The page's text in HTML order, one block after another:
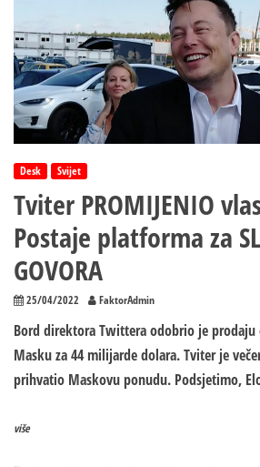
Desk Svijet
Tviter PROMIJENIO
Postaje platforma za
GOVORA
25/04/2022 FaktorAdmin
Bord direktora Twittera odobrio je
Masku za 44 milijarde dolara. Tviter je
prihvatio Maskovu ponudu. Podsjetimo,
više